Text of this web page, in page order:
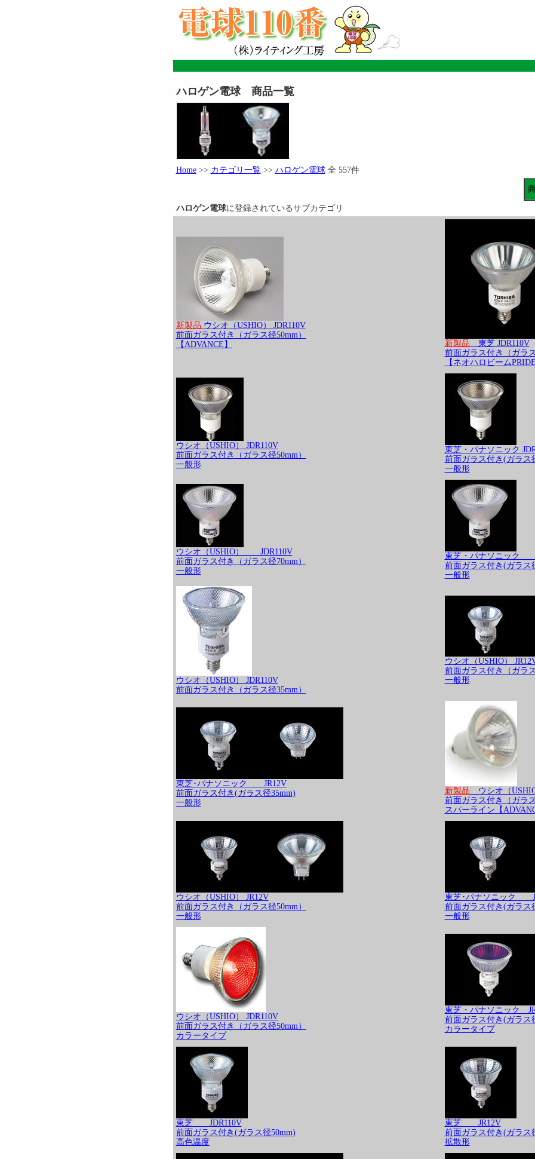
ハロゲン電球 商品一覧
Home>> カテゴリ一覧>> ハロゲン電球全 557件
ハロゲン電球に登録されているサブカテゴリ
新製品 ウシオ（USHIO） JDR110V
前面ガラス付き（ガラス径50mm）
【ADVANCE】
新製品 東芝 JDR110V
前面ガラス付き（ガラ
【ネオハロビーム
ウシオ（USHIO） JDR110V
前面ガラス付き（ガラス径50mm）
一般形
東芝・パナソニック
前面ガラス付き(ガラス
一般形
ウシオ（USHIO） JDR110V
前面ガラス付き（ガラス径70mm）
一般形
東芝・パナソニック
前面ガラス付き(ガラス
一般形
ウシオ（USHIO） JDR110V
前面ガラス付き（ガラス径35mm）
ウシオ（USHIO）
前面ガラス付き（ガラ
一般形
東芝･パナソニック JR12V
前面ガラス付き(ガラス径35mm)
一般形
新製品 ウシオ（
前面ガラス付き（ガラ
スパーライン【
ウシオ（USHIO） JR12V
前面ガラス付き（ガラス径50mm）
一般形
東芝･パナソニック
前面ガラス付き(ガラス
一般形
ウシオ（USHIO） JDR110V
前面ガラス付き（ガラス径50mm）
カラータイプ
東芝・パナソニック
前面ガラス付き(ガラス
カラータイプ
東芝 JDR110V
前面ガラス付き(ガラス径50mm)
高色温度
東芝 JR12V
前面ガラス付き(ガラス
拡散形